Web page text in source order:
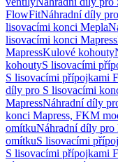
FlowFitNáhradní díly
lisovacími konci Mepla
lisovacími konci Mapress
MapressKulové kohouty
kohoutyS lisovacími
S lisovacími přípojkami
díly pro S lisovacími
MapressNáhradní díly
konci Mapress, FKM
omítkuNáhradní díly pro
omítkuS lisovacími
S lisovacími přípojkami